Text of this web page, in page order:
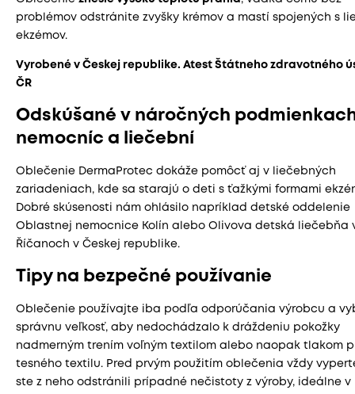
problémov odstránite zvyšky krémov a mastí spojených s
ekzémov.
Vyrobené v Českej republike. Atest Štátneho zdravotného
ČR
Odskúšané v náročných
nemocníc a liečební
Oblečenie DermaProtec dokáže pomôcť aj v liečebných
zariadeniach, kde sa starajú o deti s ťažkými formami
Dobré skúsenosti nám ohlásilo napríklad detské oddelenie
Oblastnej nemocnice Kolín alebo Olivova detská liečebňa
Říčanoch v Českej republike.
Tipy na bezpečné používanie
Oblečenie používajte iba podľa odporúčania výrobcu a
správnu veľkosť, aby nedochádzalo k dráždeniu pokožky
nadmerným trením voľným textilom alebo naopak tlakom
tesného textilu. Pred prvým použitím oblečenia vždy
ste z neho odstránili prípadné nečistoty z výroby, ideálne v